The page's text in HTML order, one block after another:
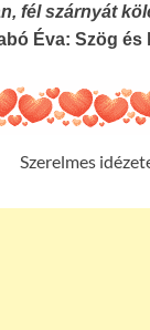
fél szárnyát
Éva: Szög és
Szerelmes